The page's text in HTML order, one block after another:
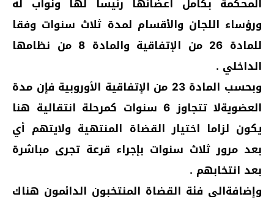
ورؤساء اللجان والأقسام لمدة ثلاث سنوات وفقا
للمادة 26 من الإتفاقية والمادة 8 من نظامها
الداخلي .
وبحسب المادة 23 من الإتفاقية الأوروبية فإن مدة
العضويةلا تتجاوز 6 سنوات كمرحلة انتقالية هنا
يكون لزاما اختيار القضاة المنتهية ولايتهم أي
بعد مرور ثلاث سنوات بإجراء قرعة تجرى مباشرة
بعد انتخابهم .
وإضافةالى فئة القضاة المنتخبون الدائمون هناك